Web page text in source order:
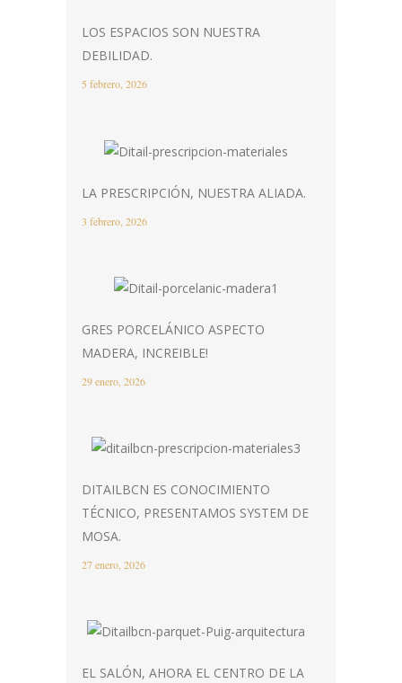
LOS ESPACIOS SON NUESTRA
DEBILIDAD.
5 febrero, 2026
LA PRESCRIPCIÓN, NUESTRA ALIADA.
3 febrero, 2026
GRES PORCELÁNICO ASPECTO
MADERA, INCREIBLE!
29 enero, 2026
DITAILBCN ES CONOCIMIENTO
TÉCNICO, PRESENTAMOS SYSTEM DE
MOSA.
27 enero, 2026
EL SALÓN, AHORA EL CENTRO DE LA